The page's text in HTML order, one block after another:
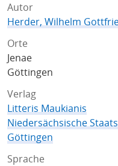
Autor
Herder, Wilhelm
Orte
Jenae
Göttingen
Verlag
Litteris Maukianis
Niedersächsische
Göttingen
Sprache